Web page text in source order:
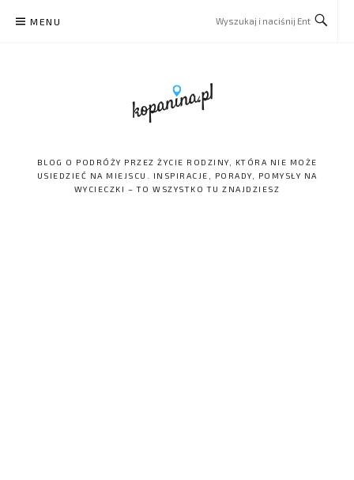
MENU
BLOG O PODRÓŻY PRZEZ ŻYCIE RODZINY, KTÓRA NIE MOŻE
USIEDZIEĆ NA MIEJSCU. INSPIRACJE, PORADY, POMYSŁY NA
WYCIECZKI – TO WSZYSTKO TU ZNAJDZIESZ